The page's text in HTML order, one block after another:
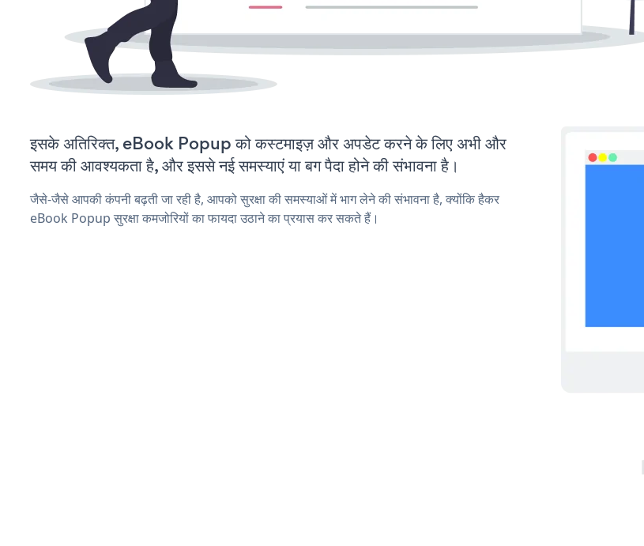
इसके अतिरिक्त, eBook Popup को कस्टमाइज़ और अपडेट करने के लिए अभी और
समय की आवश्यकता है, और इससे नई समस्याएं या बग पैदा होने की संभावना है।
जैसे-जैसे आपकी कंपनी बढ़ती जा रही है, आपको सुरक्षा की समस्याओं में भाग लेने की संभावना है, क्योंकि हैकर
eBook Popup सुरक्षा कमजोरियों का फायदा उठाने का प्रयास कर सकते हैं।